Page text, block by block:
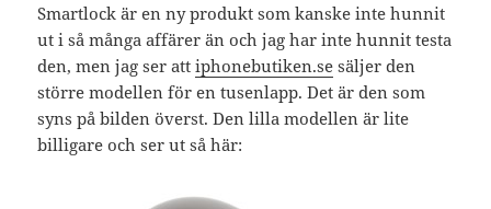
Smartlock är en ny produkt som kanske inte hunnit
ut i så många affärer än och jag har inte hunnit testa
den, men jag ser attiphonebutiken.se säljer den
större modellen för en tusenlapp. Det är den som
syns på bilden överst. Den lilla modellen är lite
billigare och ser ut så här: